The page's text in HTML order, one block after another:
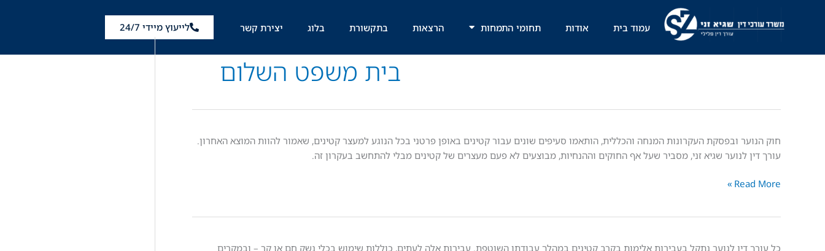
עמוד בית אודות תחומי התמחות הרצאות בתקשורת בלוג יצירת קשר לייעוץ מיידי 24/7
בית משפט השלום
חוק הנוער ובפסקת העקרונות המנחה והכללית, הותאמו סעיפים שונים עבור קטינים באופן פרטני בכל הנוגע למעצר קטינים, שאמור להוות המוצא האחרון.
עורך דין לנוער שגיא זני, מסביר שעל אף החוקים וההנחיות, מבוצעים לא פעם מעצרים של קטינים מבלי להתחשב בעקרון זה.
החקירה
הסתיימה
האם
Read More »
כל עורך דין לנוער נתקל בעבירות אלימות בקרב קטינים במהלך עבודתו השוטפת. עבירות אלה לעתים, כוללות שימוש בכלי נשק חם או קר – ובמקרים
"תת